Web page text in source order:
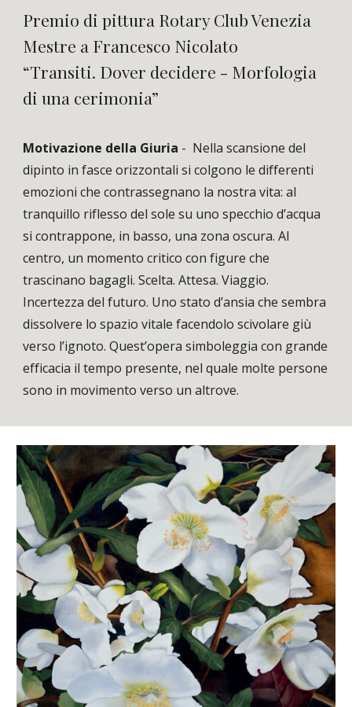
Premio di pittura Rotary Club Venezia
Mestre a Francesco Nicolato
“Transiti. Dover decidere - Morfologia
di una cerimonia”
Motivazione della Giuria - Nella scansione del
dipinto in fasce orizzontali si colgono le differenti
emozioni che contrassegnano la nostra vita: al
tranquillo riflesso del sole su uno specchio d’acqua
si contrappone, in basso, una zona oscura. Al
centro, un momento critico con figure che
trascinano bagagli. Scelta. Attesa. Viaggio.
Incertezza del futuro. Uno stato d’ansia che sembra
dissolvere lo spazio vitale facendolo scivolare giù
verso l’ignoto. Quest’opera simboleggia con grande
efficacia il tempo presente, nel quale molte persone
sono in movimento verso un altrove.